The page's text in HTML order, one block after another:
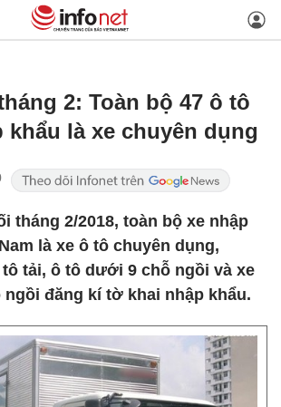
2: Toàn bộ 47 ô tô
là xe chuyên dụng
tháng 2/2018, toàn bộ xe nhập
là xe ô tô chuyên dụng,
tô tải, ô tô dưới 9 chỗ ngồi và xe
ngồi đăng kí tờ khai nhập khẩu.